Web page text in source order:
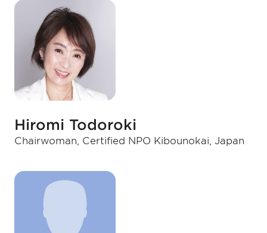
Hiromi Todoroki
Chairwoman, Certified NPO Kibounokai, Japan